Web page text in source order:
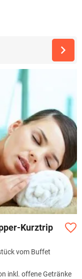
Kurztrip
vom Buffet
inkl. offene Getränke